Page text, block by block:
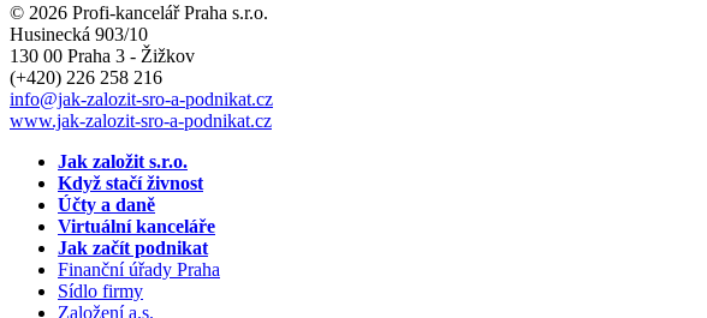
© 2026 Profi-kancelář Praha s.r.o.
Husinecká 903/10
130 00 Praha 3 - Žižkov
(+420) 226 258 216
info@jak-zalozit-sro-a-podnikat.cz
www.jak-zalozit-sro-a-podnikat.cz
Jak založit s.r.o.
Když stačí živnost
Účty a daně
Virtuální kanceláře
Jak začít podnikat
Finanční úřady Praha
Sídlo firmy
Založení a.s.